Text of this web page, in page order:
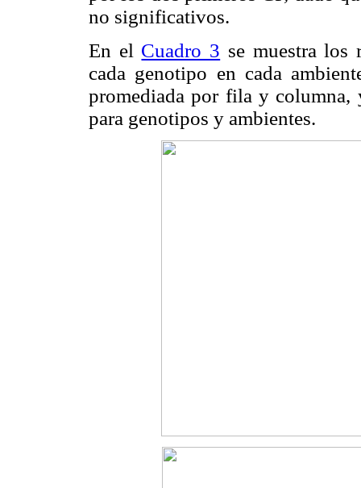
no significativos.
En el Cuadro 3 se muestra los
cada genotipo en cada
promediada por fila y columna,
para genotipos y ambientes.